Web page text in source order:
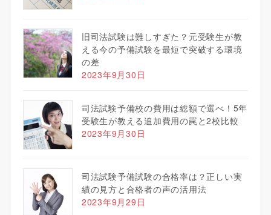
旧司法試験は難しすぎた？元受験生が教
える今の予備試験を最短で突破する環境
の差
2023年9月30日
司法試験予備校の費用は総額で選べ！5年
受験生が教える追加費用の罠と2校比較
2023年9月30日
司法試験予備試験の合格率は？正しい実
績の見方と合格者の声の活用法
2023年9月29日